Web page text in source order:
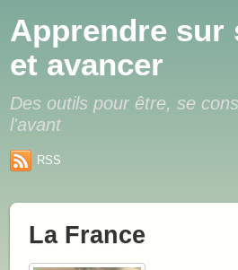
Apprendre sur
et avancer
Des outils pour être, se
l'avant
RSS
La France